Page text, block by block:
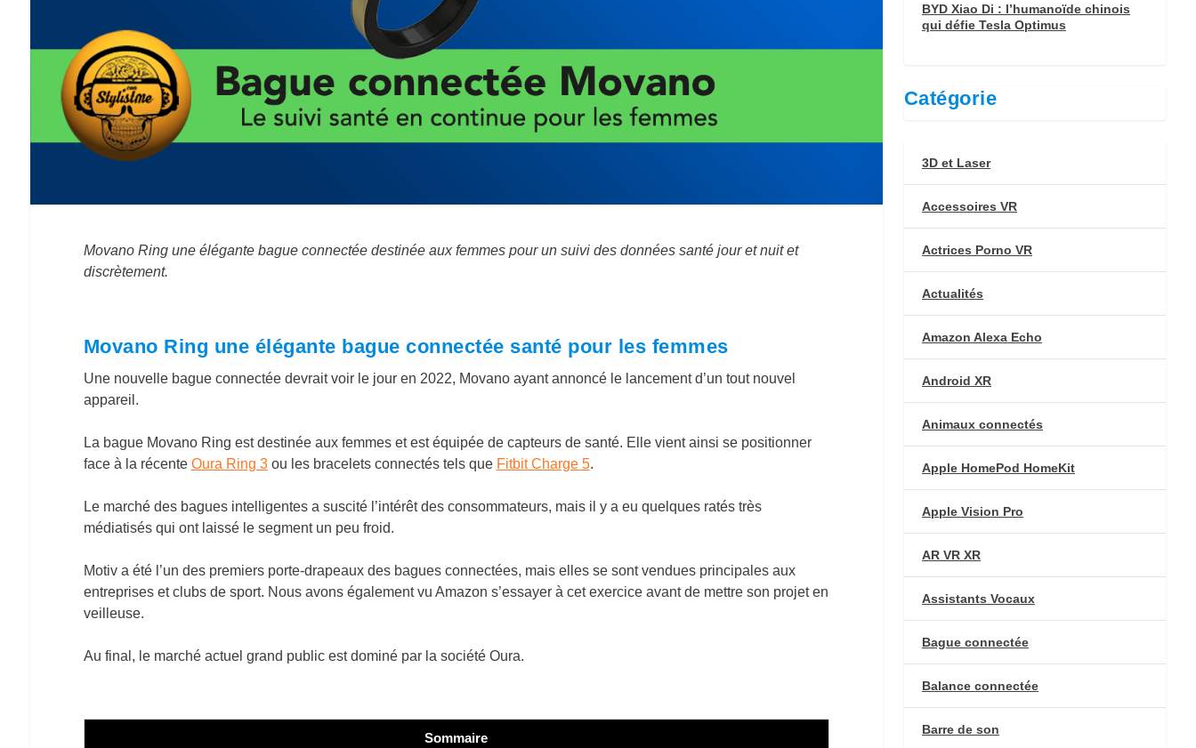
Movano Ring une élégante bague connectée destinée aux femmes pour un suivi des données santé jour et nuit et
discrètement.
Movano Ring une élégante bague connectée santé pour les femmes
Une nouvelle bague connectée devrait voir le jour en 2022, Movano ayant annoncé le lancement d’un tout nouvel
appareil.
La bague Movano Ring est destinée aux femmes et est équipée de capteurs de santé. Elle vient ainsi se positionner
face à la récente Oura Ring 3ou les bracelets connectés tels que Fitbit Charge 5.
Le marché des bagues intelligentes a suscité l’intérêt des consommateurs, mais il y a eu quelques ratés très
médiatisés qui ont laissé le segment un peu froid.
Motiv a été l’un des premiers porte-drapeaux des bagues connectées, mais elles se sont vendues principales aux
entreprises et clubs de sport. Nous avons également vu Amazon s’essayer à cet exercice avant de mettre son projet en
veilleuse.
Au final, le marché actuel grand public est dominé par la société Oura.
Sommaire
BYD Xiao Di : l’humanoïde chinois
qui défie Tesla Optimus
Catégorie
3D et Laser
Accessoires VR
Actrices Porno VR
Actualités
Amazon Alexa Echo
Android XR
Animaux connectés
Apple HomePod HomeKit
Apple Vision Pro
AR VR XR
Assistants Vocaux
Bague connectée
Balance connectée
Barre de son